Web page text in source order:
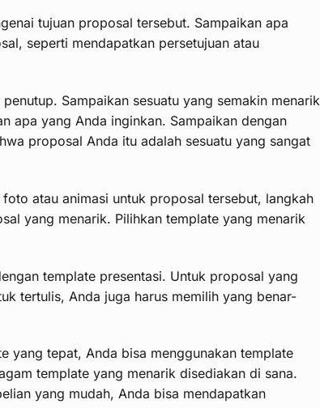
tujuan proposal tersebut. Sampaikan apa
seperti mendapatkan persetujuan atau
Sampaikan sesuatu yang semakin menarik
apa yang Anda inginkan. Sampaikan dengan
proposal Anda itu adalah sesuatu yang sangat
atau animasi untuk proposal tersebut, langkah
yang menarik. Pilihkan template yang menarik
template presentasi. Untuk proposal yang
tertulis, Anda juga harus memilih yang benar-
yang tepat, Anda bisa menggunakan template
template yang menarik disediakan di sana.
yang mudah, Anda bisa mendapatkan